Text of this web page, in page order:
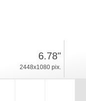
6.78"
2448x1080 pix.